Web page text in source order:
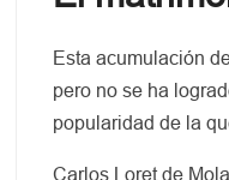
Esta acumulación
pero no se ha
popularidad de la
Carlos Loret de